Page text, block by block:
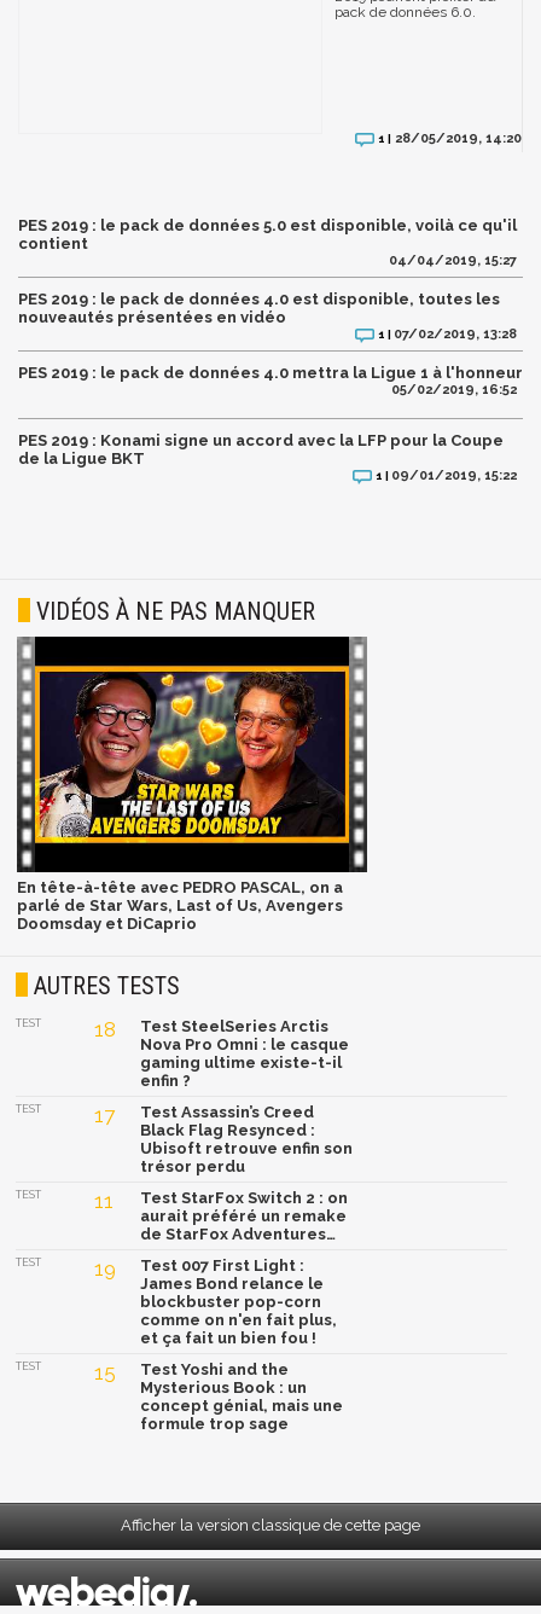
pack de données 6.0.
1 | 28/05/2019, 14:20
PES 2019 : le pack de données 5.0 est disponible, voilà ce qu'il
contient
04/04/2019, 15:27
PES 2019 : le pack de données 4.0 est disponible, toutes les
nouveautés présentées en vidéo
1 | 07/02/2019, 13:28
PES 2019 : le pack de données 4.0 mettra la Ligue 1 à l'honneur
05/02/2019, 16:52
PES 2019 : Konami signe un accord avec la LFP pour la Coupe
de la Ligue BKT
1 | 09/01/2019, 15:22
VIDÉOS À NE PAS MANQUER
En tête-à-tête avec PEDRO PASCAL, on a
parlé de Star Wars, Last of Us, Avengers
Doomsday et DiCaprio
AUTRES TESTS
TEST 18
Test SteelSeries Arctis
Nova Pro Omni : le casque
gaming ultime existe-t-il
enfin ?
TEST 17
Test Assassin’s Creed
Black Flag Resynced :
Ubisoft retrouve enfin son
trésor perdu
TEST 11
Test StarFox Switch 2 : on
aurait préféré un remake
de StarFox Adventures…
TEST 19
Test 007 First Light :
James Bond relance le
blockbuster pop-corn
comme on n'en fait plus,
et ça fait un bien fou !
TEST 15
Test Yoshi and the
Mysterious Book : un
concept génial, mais une
formule trop sage
Afficher la version classique de cette page